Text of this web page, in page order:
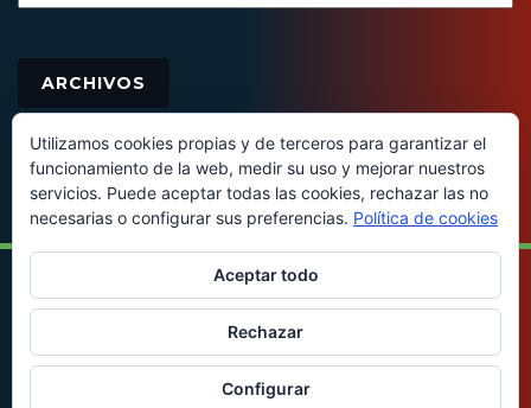
ARCHIVOS
© 2016 - Todos los derechos reservados
Utilizamos cookies propias y de terceros para garantizar el
funcionamiento de la web, medir su uso y mejorar nuestros
servicios. Puede aceptar todas las cookies, rechazar las no
necesarias o configurar sus preferencias. Política de cookies
Aceptar todo
Rechazar
Configurar